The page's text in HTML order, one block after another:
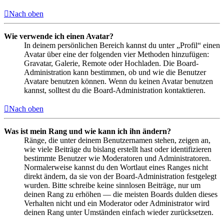
Nach oben
Wie verwende ich einen Avatar?
In deinem persönlichen Bereich kannst du unter „Profil“ einen
Avatar über eine der folgenden vier Methoden hinzufügen:
Gravatar, Galerie, Remote oder Hochladen. Die Board-
Administration kann bestimmen, ob und wie die Benutzer
Avatare benutzen können. Wenn du keinen Avatar benutzen
kannst, solltest du die Board-Administration kontaktieren.
Nach oben
Was ist mein Rang und wie kann ich ihn ändern?
Ränge, die unter deinem Benutzernamen stehen, zeigen an,
wie viele Beiträge du bislang erstellt hast oder identifizieren
bestimmte Benutzer wie Moderatoren und Administratoren.
Normalerweise kannst du den Wortlaut eines Ranges nicht
direkt ändern, da sie von der Board-Administration festgelegt
wurden. Bitte schreibe keine sinnlosen Beiträge, nur um
deinen Rang zu erhöhen — die meisten Boards dulden dieses
Verhalten nicht und ein Moderator oder Administrator wird
deinen Rang unter Umständen einfach wieder zurücksetzen.